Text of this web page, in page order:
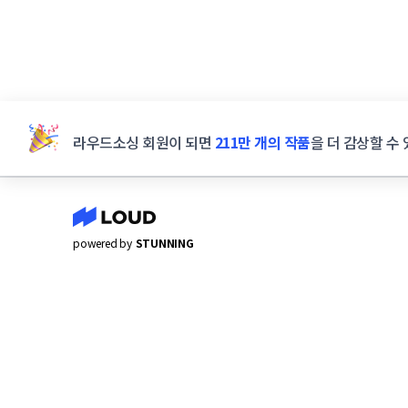
라우드소싱 회원이 되면 211만 개의 작품을 더 감상할 수
powered by STUNNING